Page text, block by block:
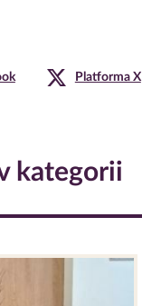
Platforma X
kategorii